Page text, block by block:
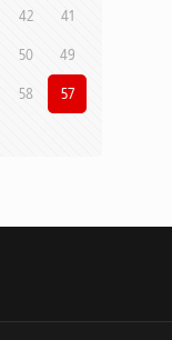
41
42
49
50
57
58